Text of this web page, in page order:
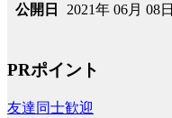
公開日 2021年 06月 08日
PRポイント
友達同士歓迎